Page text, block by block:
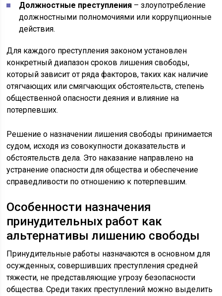
Должностные преступления – злоупотребление
должностными полномочиями или коррупционные
действия.
Для каждого преступления законом установлен
конкретный диапазон сроков лишения свободы,
который зависит от ряда факторов, таких как наличие
отягчающих или смягчающих обстоятельств, степень
общественной опасности деяния и влияние на
потерпевших.
Решение о назначении лишения свободы принимается
судом, исходя из совокупности доказательств и
обстоятельств дела. Это наказание направлено на
устранение опасности для общества и обеспечение
справедливости по отношению к потерпевшим.
Особенности назначения
принудительных работ как
альтернативы лишению свободы
Принудительные работы назначаются в основном для
осужденных, совершивших преступления средней
тяжести, не представляющие угрозу безопасности
общества. Среди таких преступлений можно выделить